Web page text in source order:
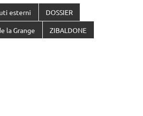
esterni DOSSIER
la Grange ZIBALDONE